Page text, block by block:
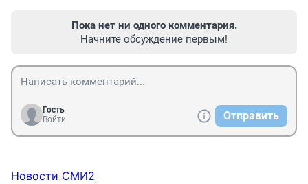
Пока нет ни одного комментария.
Начните обсуждение первым!
Гость
Войти
Отправить
Новости СМИ2